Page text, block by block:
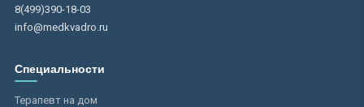
8(499)390-18-03
info@medkvadro.ru
Специальности
Терапевт на дом